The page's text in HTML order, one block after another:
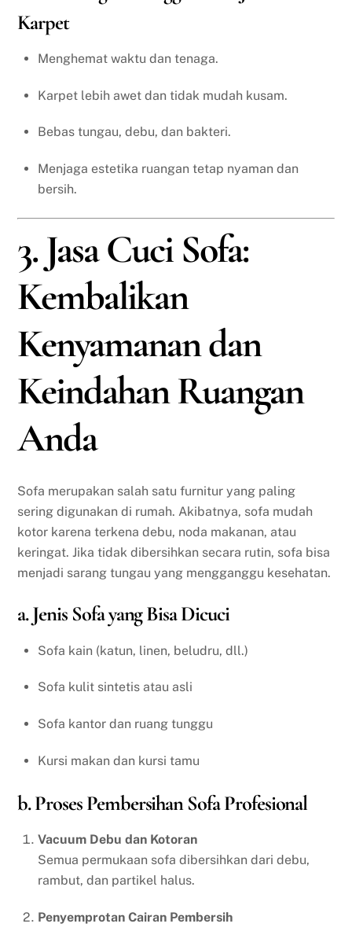
Karpet
Menghemat waktu dan tenaga.
Karpet lebih awet dan tidak mudah kusam.
Bebas tungau, debu, dan bakteri.
Menjaga estetika ruangan tetap nyaman dan
bersih.
3. Jasa Cuci Sofa:
Kembalikan
Kenyamanan dan
Keindahan Ruangan
Anda
Sofa merupakan salah satu furnitur yang paling
sering digunakan di rumah. Akibatnya, sofa mudah
kotor karena terkena debu, noda makanan, atau
keringat. Jika tidak dibersihkan secara rutin, sofa bisa
menjadi sarang tungau yang mengganggu kesehatan.
a. Jenis Sofa yang Bisa Dicuci
Sofa kain (katun, linen, beludru, dll.)
Sofa kulit sintetis atau asli
Sofa kantor dan ruang tunggu
Kursi makan dan kursi tamu
b. Proses Pembersihan Sofa Profesional
Vacuum Debu dan Kotoran
Semua permukaan sofa dibersihkan dari debu,
rambut, dan partikel halus.
Penyemprotan Cairan Pembersih